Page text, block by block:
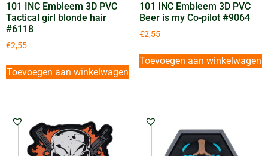
101 INC Embleem 3D PVC
Tactical girl blonde hair
#6118
€2,55
Toevoegen aan winkelwagen
101 INC Embleem 3D PVC
Beer is my Co-pilot #9064
€2,55
Toevoegen aan winkelwagen